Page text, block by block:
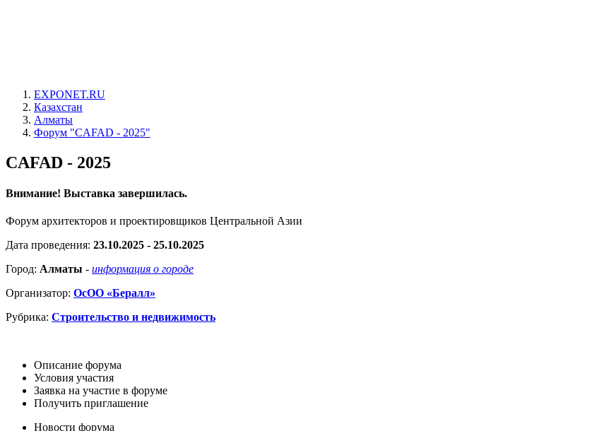
EXPONET.RU
Казахстан
Алматы
Форум "CAFAD - 2025"
CAFAD - 2025
Внимание! Выставка завершилась.
Форум архитекторов и проектировщиков Центральной Азии
Дата проведения: 23.10.2025 - 25.10.2025
Город: Алматы - информация о городе
Организатор: ОсОО «Бералл»
Рубрика: Строительство и недвижимость
Описание форума
Условия участия
Заявка на участие в форуме
Получить приглашение
Новости форума